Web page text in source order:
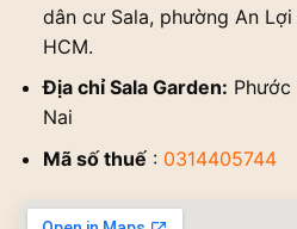
dân cư Sala, phường An
HCM.
Địa chỉ Sala Garden: Phước
Nai
Mã số thuế: 0314405744